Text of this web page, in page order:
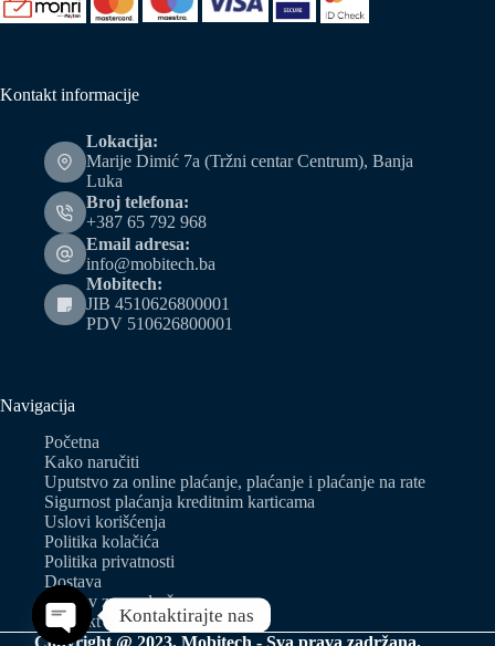
Kontakt informacije
Lokacija:
Marije Dimić 7a (Tržni centar Centrum), Banja
Luka
Broj telefona:
+387 65 792 968
Email adresa:
info@mobitech.ba
Mobitech:
JIB 4510626800001
PDV 510626800001
Navigacija
Početna
Kako naručiti
Uputstvo za online plaćanje, plaćanje i plaćanje na rate
Sigurnost plaćanja kreditnim karticama
Uslovi korišćenja
Politika kolačića
Politika privatnosti
Dostava
Zahtjev za predračun
Kontakt
Kontaktirajte nas